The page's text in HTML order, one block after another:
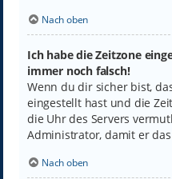
Nach oben
Ich habe die Zeitzone
immer noch falsch!
Wenn du dir sicher bist,
eingestellt hast und die
die Uhr des Servers
Administrator, damit er
Nach oben